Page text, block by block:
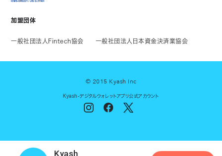
加盟団体
一般社団法人Fintech協会 一般社団法人日本資金決済業協会
© 2015 Kyash Inc
Kyash-デジタルウォレットアプリ公式アカウント
Kyash